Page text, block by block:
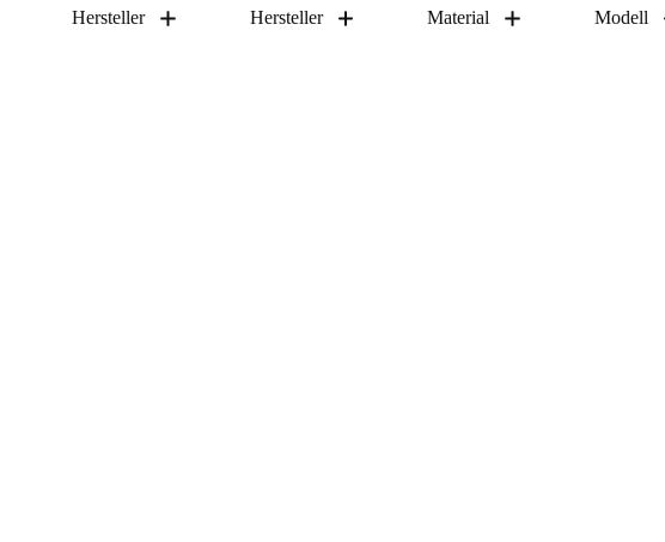
Hersteller Hersteller Material Modell